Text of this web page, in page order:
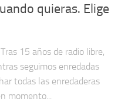
quieras. Elige
15 años de radio libre,
seguimos enredadas
todas las enredaderas
momento...